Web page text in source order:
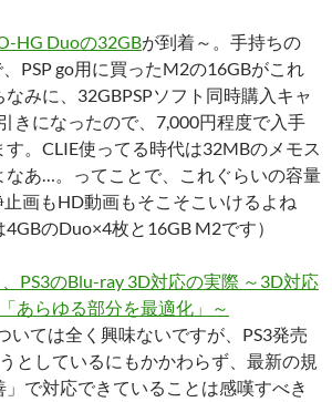
HG Duoの32GBが到着～。手持ちの
PSP go用に買ったM2の16GBがこれ
みに、32GBPSPソフト同時購入キャ
きになったので、7,000円程度で入手
。CLIE使ってる時代は32MBのメモス
なあ…。ってことで、これぐらいの容量
画もHD動画もそこそこいけるよね
のDuo×4枚と16GB M2です）
PS3のBlu-ray 3D対応の実際 ～3D対応
あらゆる部分を最適化」～
いては全く興味ないですが、PS3発売
としているにもかかわらず、最新の規
で対応できていることは感嘆すべき